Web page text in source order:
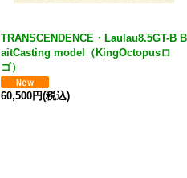
TRANSCENDENCE・Laulau8.5GT-B B
aitCasting model（KingOctopusロ
ゴ）
60,500円(税込)